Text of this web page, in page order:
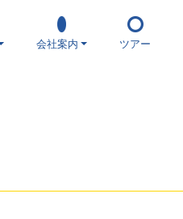
会社案内 ツアー